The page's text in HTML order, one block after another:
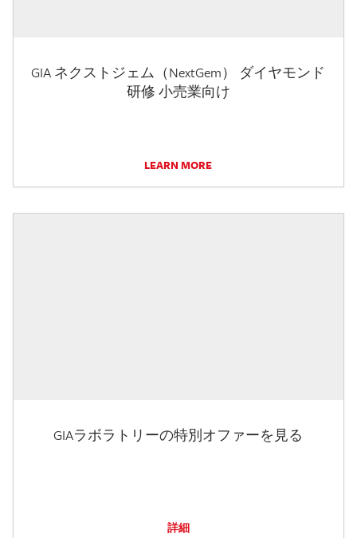
GIA ネクストジェム（NextGem） ダイヤモンド
研修 小売業向け
LEARN MORE
GIAラボラトリーの特別オファーを見る
詳細